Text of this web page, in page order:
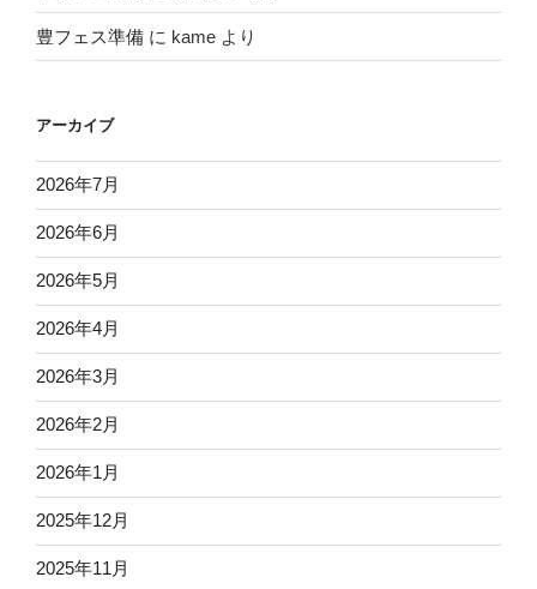
豊フェス準備 に kame より
アーカイブ
2026年7月
2026年6月
2026年5月
2026年4月
2026年3月
2026年2月
2026年1月
2025年12月
2025年11月